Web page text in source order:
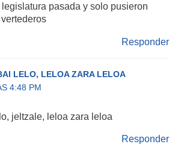
pasada y solo pusieron
Responder
LELO, LELOA ZARA LELOA
4:48 PM
jeltzale, leloa zara leloa
Responder